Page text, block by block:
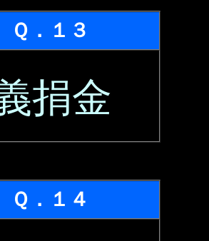
Ｑ．１３
捐金
Ｑ．１４